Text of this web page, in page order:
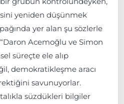
yeniden düşünmek
yer alan şu sözlerle
“Daron Acemoğlu ve Simon
süreçte ele alıp
demokratikleşme aracı
savunuyorlar.
süzdükleri bilgiler